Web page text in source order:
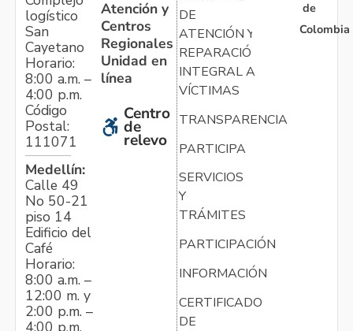
logístico
San
Cayetano
Horario:
8:00 a.m. –
4:00 p.m.
Código
Postal:
111071
Medellín:
Calle 49
No 50-21
piso 14
Edificio del
Café
Horario:
8:00 a.m. –
12:00 m. y
2:00 p.m. –
4:00 p.m.
Atención y
Centros
Regionales
Unidad en
línea
Centro
de
relevo
DE
ATENCIÓN Y
REPARACIÓN
INTEGRAL A
VÍCTIMAS
TRANSPARENCIA
PARTICIPA
SERVICIOS
Y
TRÁMITES
PARTICIPACIÓN
INFORMACIÓN
CERTIFICADO
DE
de
Colombia